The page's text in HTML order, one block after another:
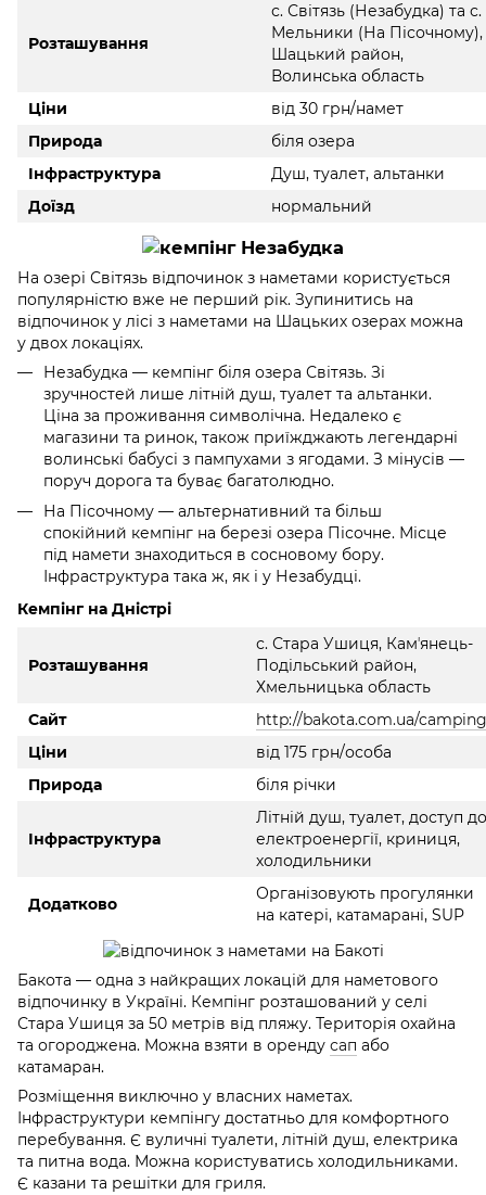
Розташування
с. Світязь (Незабудка) та с.
Мельники (На Пісочному),
Шацький район,
Волинська область
Ціни
від 30 грн/намет
Природа
біля озера
Інфраструктура
Душ, туалет, альтанки
Доїзд
нормальний
На озері Світязь відпочинок з наметами користується
популярністю вже не перший рік. Зупинитись на
відпочинок у лісі з наметами на Шацьких озерах можна
у двох локаціях.
Незабудка — кемпінг біля озера Світязь. Зі
зручностей лише літній душ, туалет та альтанки.
Ціна за проживання символічна. Недалеко є
магазини та ринок, також приїжджають легендарні
волинські бабусі з пампухами з ягодами. З мінусів —
поруч дорога та буває багатолюдно.
На Пісочному — альтернативний та більш
спокійний кемпінг на березі озера Пісочне. Місце
під намети знаходиться в сосновому бору.
Інфраструктура така ж, як і у Незабудці.
Кемпінг на Дністрі
Розташування
с. Стара Ушиця, Камʼянець-
Подільський район,
Хмельницька область
Сайт
http://bakota.com.ua/
Ціни
від 175 грн/особа
Природа
біля річки
Інфраструктура
Літній душ, туалет, доступ до
електроенергії, криниця,
холодильники
Додатково
Організовують прогулянки
на катері, катамарані, SUP
Бакота — одна з найкращих локацій для наметового
відпочинку в Україні. Кемпінг розташований у селі
Стара Ушиця за 50 метрів від пляжу. Територія охайна
та огороджена. Можна взяти в оренду сап або
катамаран.
Розміщення виключно у власних наметах.
Інфраструктури кемпінгу достатньо для комфортного
перебування. Є вуличні туалети, літній душ, електрика
та питна вода. Можна користуватись холодильниками.
Є казани та решітки для гриля.